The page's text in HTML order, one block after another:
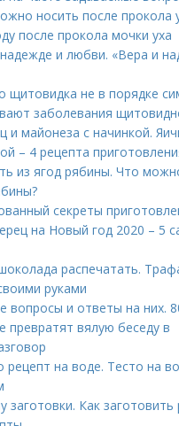
носить после прокола
после прокола мочки уха
и любви. «Вера и
щитовидка не в порядке
заболевания
и майонеза с начинкой.
– 4 рецепта
из ягод рябины. Что
секреты
на Новый год 2020 – 5
распечатать.
руками
вопросы и ответы на них.
превратят вялую беседу в
рецепт на воде. Тесто на
заготовки. Как заготовить